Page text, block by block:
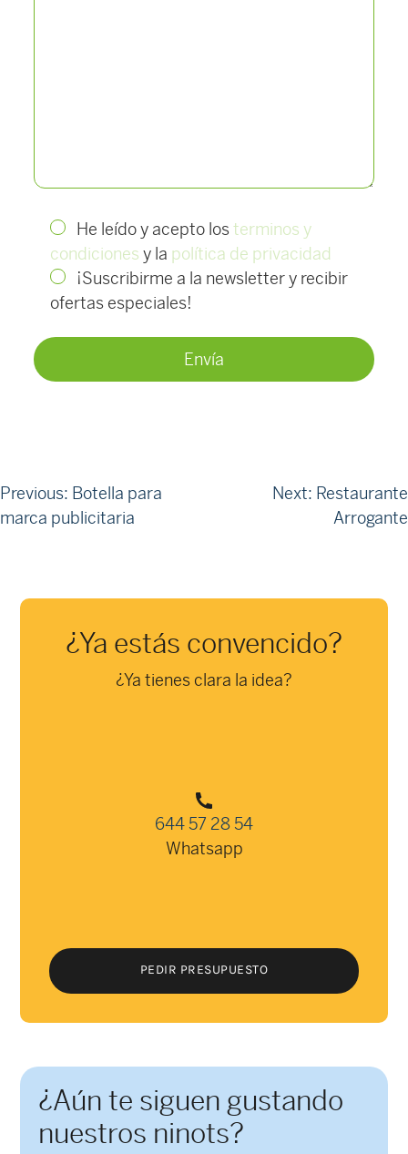
He leído y acepto losterminos y
condiciones y la política de privacidad
¡Suscribirme a la newsletter y recibir
ofertas especiales!
Navegación
de
Previous: Botella para
marca publicitaria
Next: Restaurante
Arrogante
¿Ya estás convencido?
¿Ya tienes clara la idea?
644 57 28 54
Whatsapp
PEDIR PRESUPUESTO
PEDIR PRESUPUESTO
¿Aún te siguen gustando
nuestros ninots?